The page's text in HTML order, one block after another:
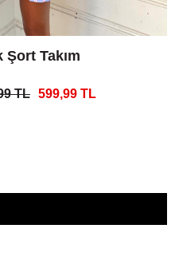
Takım
TL 599,99 TL